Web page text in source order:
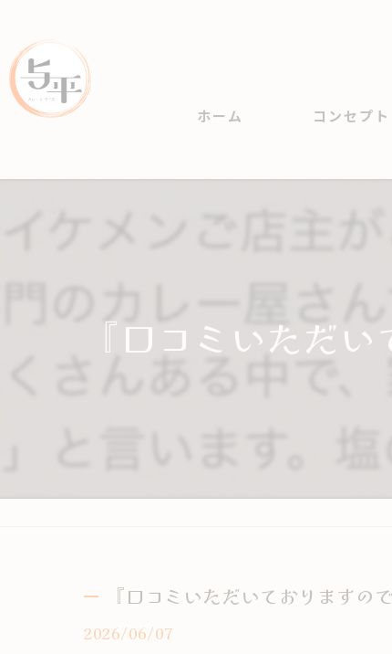
ホーム コンセプト
『口コミいただ
『口コミいただいておりますの
2026/06/07